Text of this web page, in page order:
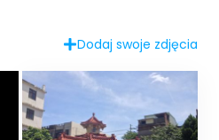
Dodaj swoje zdjęcia